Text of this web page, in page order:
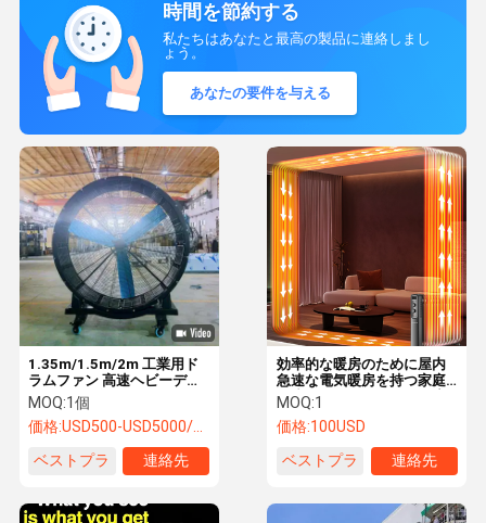
時間を節約する
私たちはあなたと最高の製品に連絡しまし
ょう。
あなたの要件を与える
効率的な暖房のために屋内
急速な電気暖房を持つ家庭
用省エネオイルヒーター扇
風機
MOQ:1
価格:100USD
ベストプラ
連絡先
1.35m/1.5m/2m 工業用ド
ラムファン 高速ヘビーデュ
ーティー ダイレクトドライ
ブ 工業用スタンドファン
MOQ:1個
価格:USD500-USD5000/SET
ベストプラ
連絡先